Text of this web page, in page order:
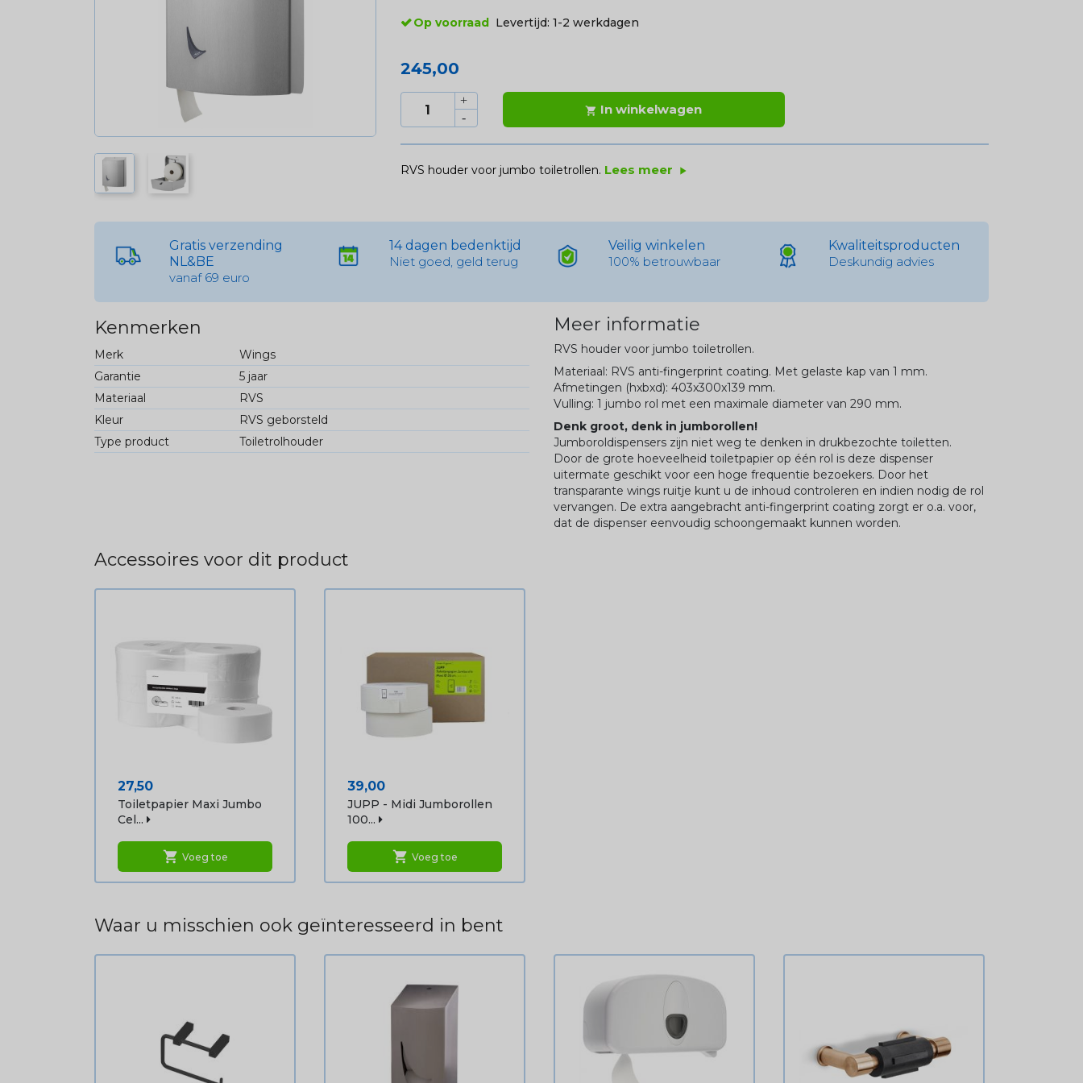
Op voorraad Levertijd: 1-2 werkdagen
245,00
 In winkelwagen
RVS houder voor jumbo toiletrollen. Lees meer play_arrow
Gratis verzending
NL&BE
vanaf 69 euro
14 dagen bedenktijd
Niet goed, geld terug
Veilig winkelen
100% betrouwbaar
Kwaliteitsproducten
Deskundig advies
Kenmerken
Merk
Wings
Garantie
5 jaar
Materiaal
RVS
Kleur
RVS geborsteld
Type product
Toiletrolhouder
Meer informatie
RVS houder voor jumbo toiletrollen.
Materiaal: RVS anti-fingerprint coating. Met gelaste kap van 1 mm.
Afmetingen (hxbxd): 403x300x139 mm.
Vulling: 1 jumbo rol met een maximale diameter van 290 mm.
Denk groot, denk in jumborollen!
Jumboroldispensers zijn niet weg te denken in drukbezochte toiletten.
Door de grote hoeveelheid toiletpapier op één rol is deze dispenser
uitermate geschikt voor een hoge frequentie bezoekers. Door het
transparante wings ruitje kunt u de inhoud controleren en indien nodig de rol
vervangen. De extra aangebracht anti-fingerprint coating zorgt er o.a. voor,
dat de dispenser eenvoudig schoongemaakt kunnen worden.
Accessoires voor dit product
Prijs
27,50
Toiletpapier Maxi Jumbo
Cel...
shopping_cart Voeg toe
Prijs
39,00
JUPP - Midi Jumborollen
100...
shopping_cart Voeg toe
Waar u misschien ook geïnteresseerd in bent